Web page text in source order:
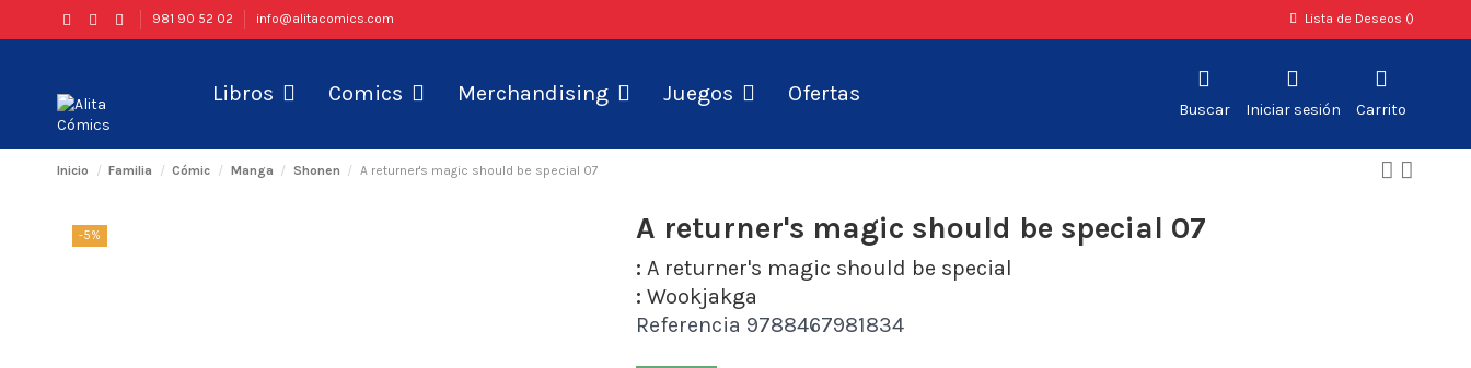
981 90 52 02 info@alitacomics.com Lista de Deseos ()
Libros Comics Merchandising Juegos Ofertas
Buscar Iniciar sesión Carrito
Inicio Familia Cómic Manga Shonen A returner's magic should be special 07
-5% A returner's magic should be special 07
: A returner's magic should be special
: Wookjakga
Referencia 9788467981834